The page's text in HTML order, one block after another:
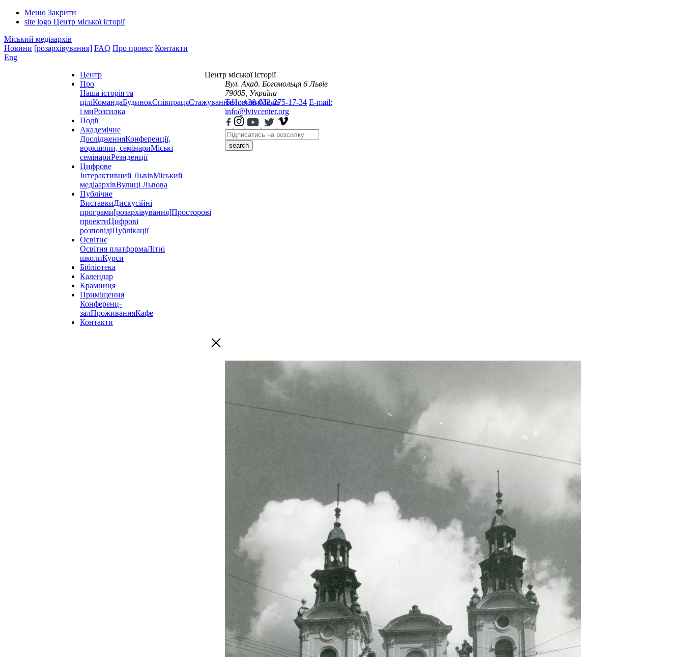
Меню Закрити
site logo Центр міської історії
Міський медіаархів
Новини [розархівування] FAQ Про проект Контакти
Eng
Центр
Про
Наша історія та
ціліКомандаБудинокСпівпрацяСтажуванняНовиниМедіа
і миРозсилка
Події
Академічне
ДослідженняКонференції,
воркшопи, семінариМіські
семінариРезиденції
Цифрове
Інтерактивний ЛьвівМіський
медіаархівВулиці Львова
Публічне
ВиставкиДискусійні
програми[розархівування]Просторові
проектиЦифрові
розповідіПублікації
Освітнє
Освітня платформаЛітні
школиКурси
Бібліотека
Календар
Крамниця
Приміщення
Конференц-
залПроживанняКафе
Контакти
Центр міської історії
Вул. Акад. Богомольця 6 Львів
79005, Україна
Тел.: +38-032-275-17-34 E-mail:
info@lvivcenter.org
search